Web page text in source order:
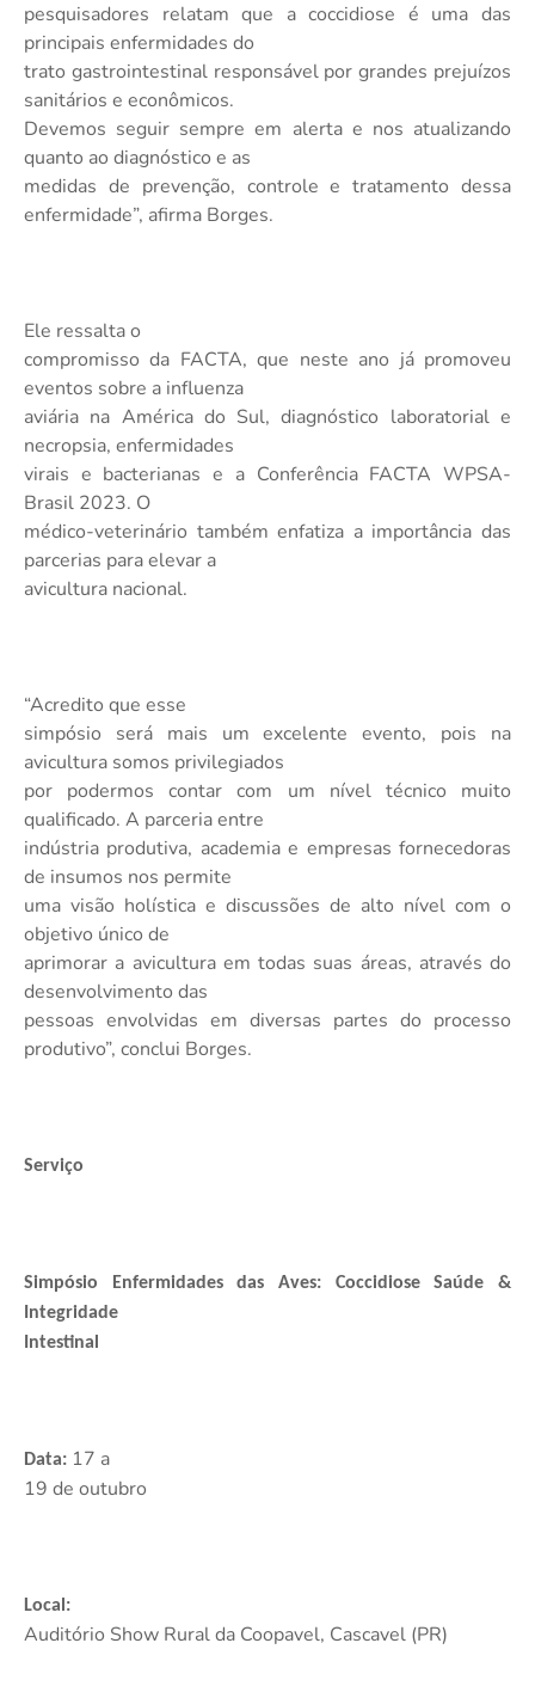
pesquisadores relatam que a coccidiose é uma das
principais enfermidades do
trato gastrointestinal responsável por grandes prejuízos
sanitários e econômicos.
Devemos seguir sempre em alerta e nos atualizando
quanto ao diagnóstico e as
medidas de prevenção, controle e tratamento dessa
enfermidade”, afirma Borges.
Ele ressalta o
compromisso da FACTA, que neste ano já promoveu
eventos sobre a influenza
aviária na América do Sul, diagnóstico laboratorial e
necropsia, enfermidades
virais e bacterianas e a Conferência FACTA WPSA-
Brasil 2023. O
médico-veterinário também enfatiza a importância das
parcerias para elevar a
avicultura nacional.
“Acredito que esse
simpósio será mais um excelente evento, pois na
avicultura somos privilegiados
por podermos contar com um nível técnico muito
qualificado. A parceria entre
indústria produtiva, academia e empresas fornecedoras
de insumos nos permite
uma visão holística e discussões de alto nível com o
objetivo único de
aprimorar a avicultura em todas suas áreas, através do
desenvolvimento das
pessoas envolvidas em diversas partes do processo
produtivo”, conclui Borges.
Serviço
Simpósio Enfermidades das Aves: Coccidiose Saúde &
Integridade
Intestinal
Data: 17 a
19 de outubro
Local:
Auditório Show Rural da Coopavel, Cascavel (PR)